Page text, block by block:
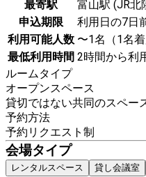
最寄駅
富山駅 (JR北
申込期限
利用日の7日
利用可能人数 〜1名（1名
最低利用時間 2時間から利
ルームタイプ
オープンスペース
貸切ではない共同のスペー
予約方法
予約リクエスト制
会場タイプ
レンタルスペース 貸し会議室